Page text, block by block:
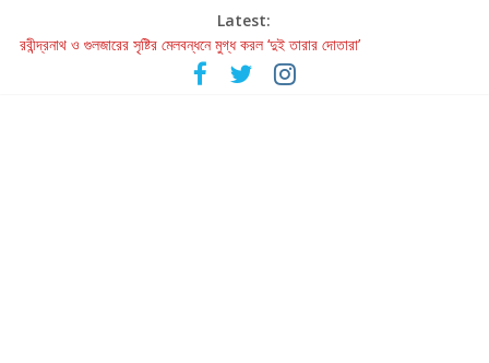
Latest:
রবীন্দ্রনাথ ও গুলজারের সৃষ্টির মেলবন্ধনে মুগ্ধ করল ‘দুই তারার দোতারা’
কলের গান থেকে রীলস্ — বাঙালির গান শোনার বিবর্তনের গল্প
জগন্নাথমঙ্গলম্ — বাংলায় প্রথমবার মঞ্চে এবার রথযাত্রার উদযাপন